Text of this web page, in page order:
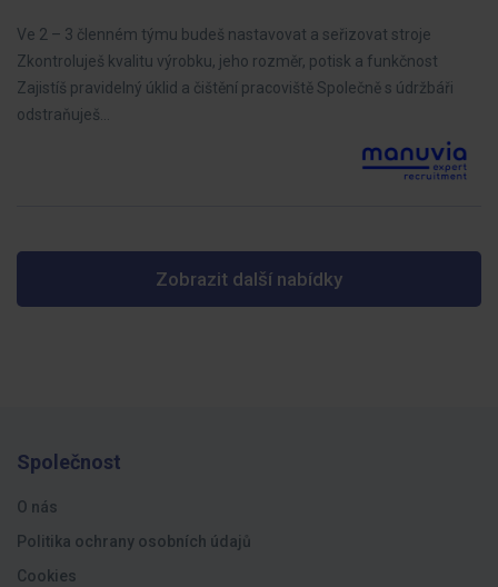
Ve 2 – 3 členném týmu budeš nastavovat a seřizovat stroje
Zkontroluješ kvalitu výrobku, jeho rozměr, potisk a funkčnost
Zajistíš pravidelný úklid a čištění pracoviště Společně s údržbáři
odstraňuješ…
Zobrazit další nabídky
Společnost
O nás
Politika ochrany osobních údajů
Cookies